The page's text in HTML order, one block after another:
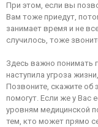
При этом, если вы
Вам тоже приедут,
занимает время и не
случилось, тоже
Здесь важно понимать
наступила угроза
Позвоните, скажите об
помогут. Если же у Вас
уровням медицинской
тем, кто может прямо